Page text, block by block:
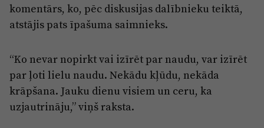
komentārs, ko, pēc diskusijas dalībnieku teiktā,
atstājis pats īpašuma saimnieks.
“Ko nevar nopirkt vai izīrēt par naudu, var izīrēt
par ļoti lielu naudu. Nekādu kļūdu, nekāda
krāpšana. Jauku dienu visiem un ceru, ka
uzjautrināju,” viņš raksta.